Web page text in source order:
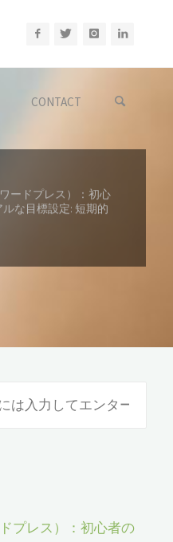
CONTACT
ワードプレス）：初心
な目標設定: 短期的
プレス）：初心者の